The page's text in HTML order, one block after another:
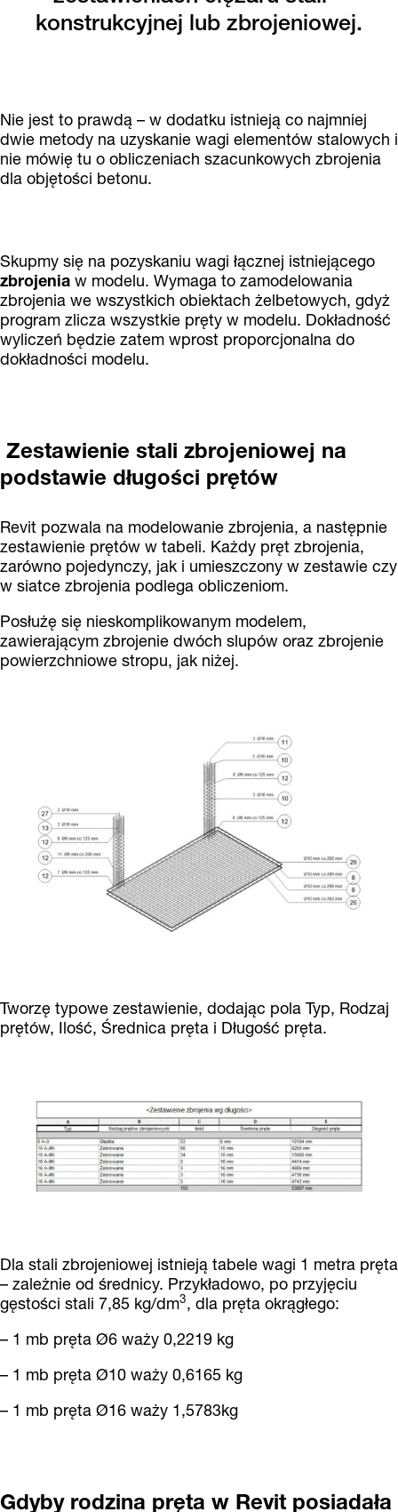
konstrukcyjnej lub zbrojeniowej.
Nie jest to prawdą – w dodatku istnieją co najmniej
dwie metody na uzyskanie wagi elementów stalowych i
nie mówię tu o obliczeniach szacunkowych zbrojenia
dla objętości betonu.
Skupmy się na pozyskaniu wagi łącznej istniejącego
zbrojenia w modelu. Wymaga to zamodelowania
zbrojenia we wszystkich obiektach żelbetowych, gdyż
program zlicza wszystkie pręty w modelu. Dokładność
wyliczeń będzie zatem wprost proporcjonalna do
dokładności modelu.
Zestawienie stali zbrojeniowej na
podstawie długości prętów
Revit pozwala na modelowanie zbrojenia, a następnie
zestawienie prętów w tabeli. Każdy pręt zbrojenia,
zarówno pojedynczy, jak i umieszczony w zestawie czy
w siatce zbrojenia podlega obliczeniom.
Posłużę się nieskomplikowanym modelem,
zawierającym zbrojenie dwóch slupów oraz zbrojenie
powierzchniowe stropu, jak niżej.
Tworzę typowe zestawienie, dodając pola Typ, Rodzaj
prętów, Ilość, Średnica pręta i Długość pręta.
Dla stali zbrojeniowej istnieją tabele wagi 1 metra pręta
– zależnie od średnicy. Przykładowo, po przyjęciu
gęstości stali 7,85 kg/dm3, dla pręta okrągłego:
– 1 mb pręta Ø6 waży 0,2219 kg
– 1 mb pręta Ø10 waży 0,6165 kg
– 1 mb pręta Ø16 waży 1,5783kg
Gdyby rodzina pręta w Revit posiadała